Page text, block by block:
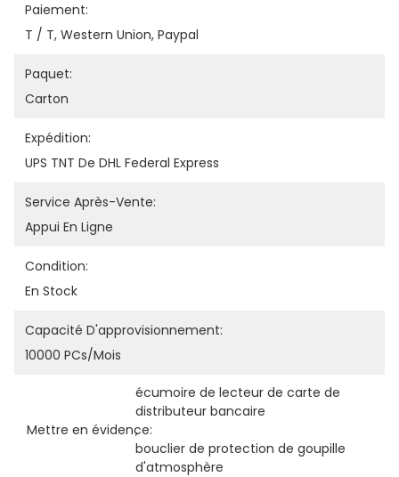
Paiement:
T / T, Western Union, Paypal
Paquet:
Carton
Expédition:
UPS TNT De DHL Federal Express
Service Après-Vente:
Appui En Ligne
Condition:
En Stock
Capacité D'approvisionnement:
10000 PCs/mois
Mettre en évidence:
écumoire de lecteur de carte de
distributeur bancaire
,
bouclier de protection de goupille
d'atmosphère